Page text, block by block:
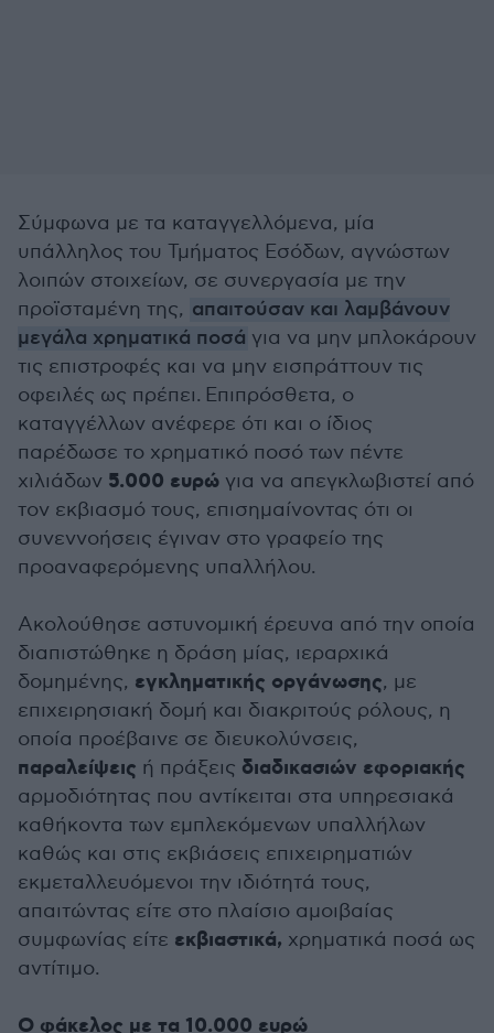
Σύμφωνα με τα καταγγελλόμενα, μία
υπάλληλος του Τμήματος Εσόδων, αγνώστων
λοιπών στοιχείων, σε συνεργασία με την
προϊσταμένη της, απαιτούσαν και λαμβάνουν
μεγάλα χρηματικά ποσά για να μην μπλοκάρουν
τις επιστροφές και να μην εισπράττουν τις
οφειλές ως πρέπει. Επιπρόσθετα, ο
καταγγέλλων ανέφερε ότι και ο ίδιος
παρέδωσε το χρηματικό ποσό των πέντε
χιλιάδων 5.000 ευρώ για να απεγκλωβιστεί από
τον εκβιασμό τους, επισημαίνοντας ότι οι
συνεννοήσεις έγιναν στο γραφείο της
προαναφερόμενης υπαλλήλου.
Ακολούθησε αστυνομική έρευνα από την οποία
διαπιστώθηκε η δράση μίας, ιεραρχικά
δομημένης, εγκληματικής οργάνωσης, με
επιχειρησιακή δομή και διακριτούς ρόλους, η
οποία προέβαινε σε διευκολύνσεις,
παραλείψεις ή πράξεις διαδικασιών εφοριακής
αρμοδιότητας που αντίκειται στα υπηρεσιακά
καθήκοντα των εμπλεκόμενων υπαλλήλων
καθώς και στις εκβιάσεις επιχειρηματιών
εκμεταλλευόμενοι την ιδιότητά τους,
απαιτώντας είτε στο πλαίσιο αμοιβαίας
συμφωνίας είτε εκβιαστικά, χρηματικά ποσά ως
αντίτιμο.
Ο φάκελος με τα 10.000 ευρώ